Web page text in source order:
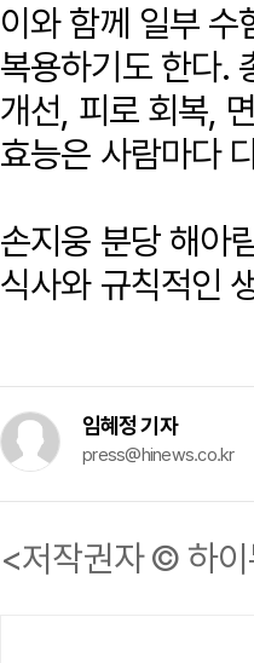
이와 함께 일부
복용하기도 한다.
개선, 피로 회복,
효능은 사람마다
손지웅 분당 해아
식사와 규칙적인
임혜정 기자
press@hinews.co.kr
<저작권자 © 하